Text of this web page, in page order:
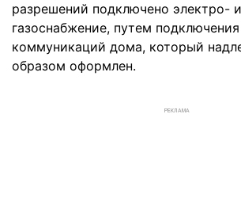
разрешений подключено электро- и
газоснабжение, путем
коммуникаций дома, который
образом оформлен.
РЕКЛАМА